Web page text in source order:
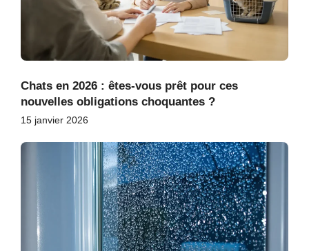
Chats en 2026 : êtes-vous prêt pour ces
nouvelles obligations choquantes ?
15 janvier 2026